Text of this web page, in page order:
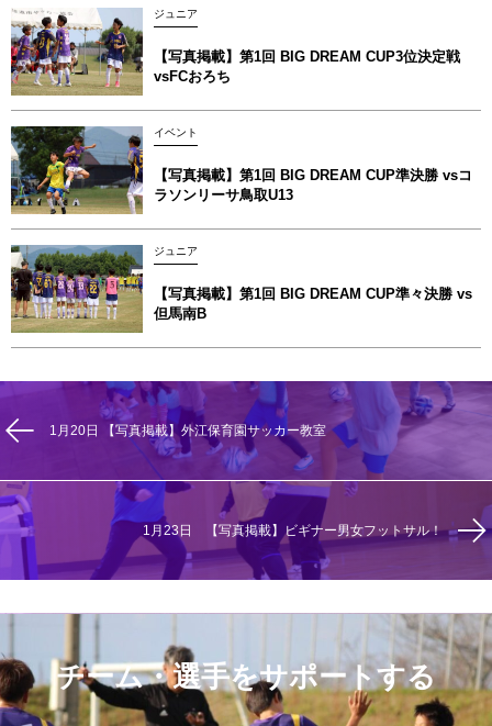
ジュニア
【写真掲載】第1回 BIG DREAM CUP3位決定戦
vsFCおろち
イベント
【写真掲載】第1回 BIG DREAM CUP準決勝 vsコ
ラソンリーサ鳥取U13
ジュニア
【写真掲載】第1回 BIG DREAM CUP準々決勝 vs
但馬南B
1月20日 【写真掲載】外江保育園サッカー教室
1月23日 【写真掲載】ビギナー男女フットサル！
チーム・選手をサポートする